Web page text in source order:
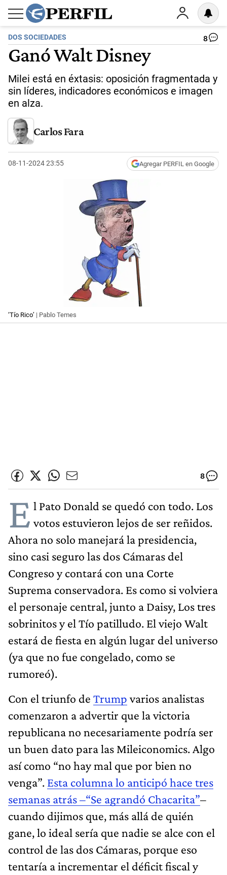
DOS SOCIEDADES 8
Ganó Walt Disney
Milei está en éxtasis: oposición fragmentada y
sin líderes, indicadores económicos e imagen
en alza.
Carlos Fara
08-11-2024 23:55 Agregar PERFIL en Google
‘Tío Rico’ | Pablo Temes
8
E l Pato Donald se quedó con todo. Los
votos estuvieron lejos de ser reñidos.
Ahora no solo manejará la presidencia,
sino casi seguro las dos Cámaras del
Congreso y contará con una Corte
Suprema conservadora. Es como si volviera
el personaje central, junto a Daisy, Los tres
sobrinitos y el Tío patilludo. El viejo Walt
estará de fiesta en algún lugar del universo
(ya que no fue congelado, como se
rumoreó).
Con el triunfo de Trump varios analistas
comenzaron a advertir que la victoria
republicana no necesariamente podría ser
un buen dato para las Mileiconomics. Algo
así como “no hay mal que por bien no
venga”. Esta columna lo anticipó hace tres
semanas atrás –“Se agrandó Chacarita”–
cuando dijimos que, más allá de quién
gane, lo ideal sería que nadie se alce con el
control de las dos Cámaras, porque eso
tentaría a incrementar el déficit fiscal y